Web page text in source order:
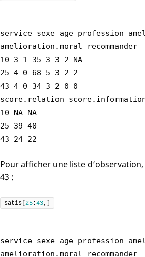
service sexe age profession
amelioration.moral recommander
10 3 1 35 3 3 2 NA
25 4 0 68 5 3 2 2
43 4 0 34 3 2 0 0
score.relation
10 NA NA
25 39 40
43 24 22
Pour afficher une liste
43 :
satis 25:43,
service sexe age profession
amelioration.moral recommander